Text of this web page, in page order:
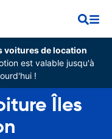
voitures de location
est valable jusqu'à
!
Îles